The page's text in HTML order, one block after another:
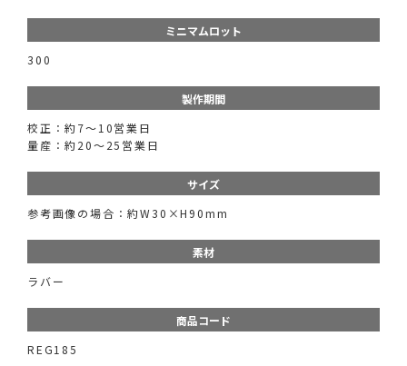
ミニマムロット
300
製作期間
校正：約7～10営業日
量産：約20～25営業日
サイズ
参考画像の場合：約W30×H90mm
素材
ラバー
商品コード
REG185